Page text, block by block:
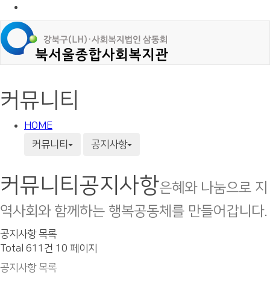
커뮤니티
HOME
커뮤니티
공지사항
커뮤니티 공지사항은혜와 나눔으로 지
역사회와 함께하는 행복공동체를 만들어갑니다.
공지사항 목록
Total 611건 10 페이지
공지사항 목록